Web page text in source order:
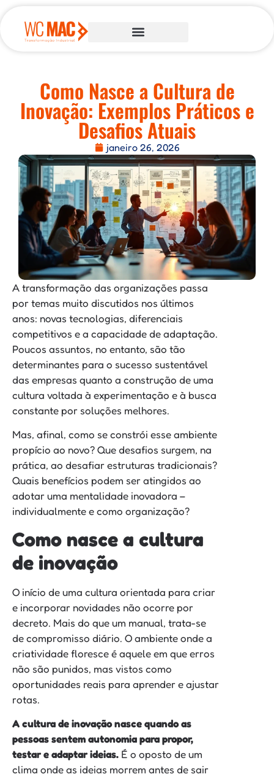
Como Nasce a Cultura de
Inovação: Exemplos Práticos e
Desafios Atuais
janeiro 26, 2026
A transformação das organizações passa
por temas muito discutidos nos últimos
anos: novas tecnologias, diferenciais
competitivos e a capacidade de adaptação.
Poucos assuntos, no entanto, são tão
determinantes para o sucesso sustentável
das empresas quanto a construção de uma
cultura voltada à experimentação e à busca
constante por soluções melhores.
Mas, afinal, como se constrói esse ambiente
propício ao novo? Que desafios surgem, na
prática, ao desafiar estruturas tradicionais?
Quais benefícios podem ser atingidos ao
adotar uma mentalidade inovadora –
individualmente e como organização?
Como nasce a cultura
de inovação
O início de uma cultura orientada para criar
e incorporar novidades não ocorre por
decreto. Mais do que um manual, trata-se
de compromisso diário. O ambiente onde a
criatividade floresce é aquele em que erros
não são punidos, mas vistos como
oportunidades reais para aprender e ajustar
rotas.
A cultura de inovação nasce quando as
pessoas sentem autonomia para propor,
testar e adaptar ideias. É o oposto de um
clima onde as ideias morrem antes de sair